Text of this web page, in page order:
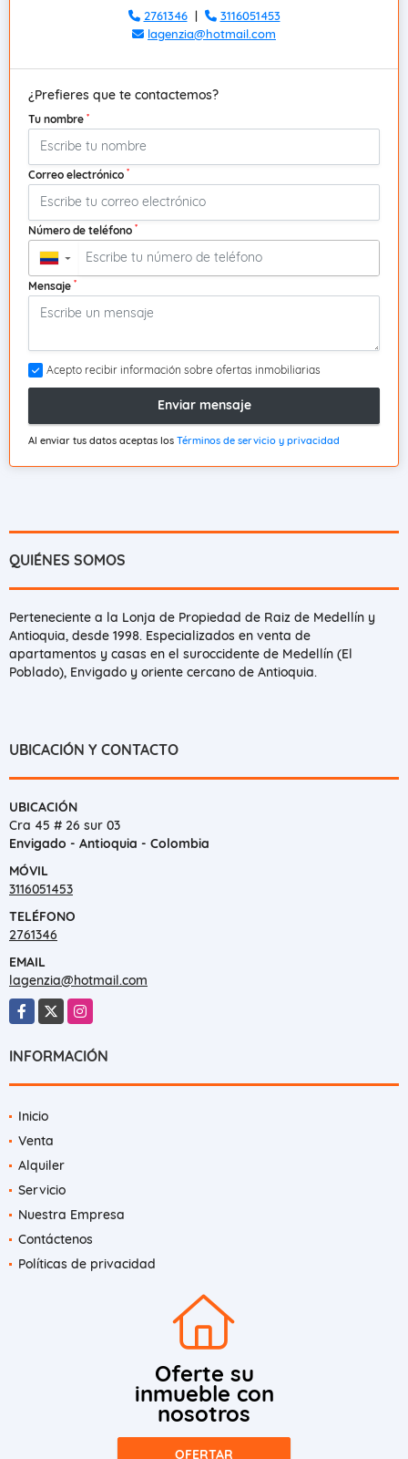
2761346|
3116051453
lagenzia@hotmail.com
¿Prefieres que te contactemos?
Tu nombre *
Correo electrónico *
Número de teléfono *
▼
Mensaje *
Acepto recibir información sobre ofertas inmobiliarias
Enviar mensaje
Al enviar tus datos aceptas los Términos de servicio y privacidad
QUIÉNES SOMOS
Perteneciente a la Lonja de Propiedad de Raiz de Medellín y
Antioquia, desde 1998. Especializados en venta de
apartamentos y casas en el suroccidente de Medellín (El
Poblado), Envigado y oriente cercano de Antioquia.
UBICACIÓN Y CONTACTO
UBICACIÓN
Cra 45 # 26 sur 03
Envigado - Antioquia - Colombia
MÓVIL
3116051453
TELÉFONO
2761346
EMAIL
lagenzia@hotmail.com
Facebook
X Instagram
INFORMACIÓN
Inicio
Venta
Alquiler
Servicio
Nuestra Empresa
Contáctenos
Políticas de privacidad
Oferte su
inmueble con
nosotros
OFERTAR